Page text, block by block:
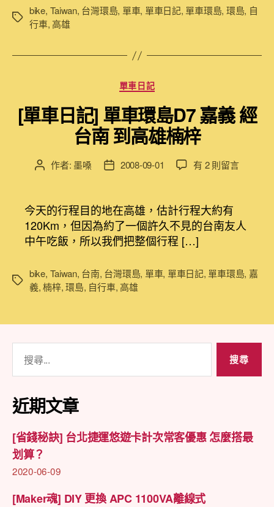
島
標
bike, Taiwan, 台灣環島, 單車, 單車日記, 單車環島, 環島, 自
行車, 高雄
分
類
單車日記
[單車日記] 單車環島D7 嘉義 經
台南 到高雄楠梓
文
者
作者: 墨嗓
文
佈
日
期
2008-09-01
在
日
記]
單
車
島
經
高
中
有 2 則留言
今天的行程目的地在高雄，估計行程大約有
120Km，但因為約了一個許久不見的台南友人
中午吃飯，所以我們把整個行程 […]
標
bike, Taiwan, 台南, 台灣環島, 單車, 單車日記, 單車環島, 嘉
義,楠梓,環島, 自行車, 高雄
關
鍵
字:
近期文章
[省錢秘訣] 台北捷運悠遊卡計次常客優惠 怎麼搭最
划算？
2020-06-09
[Maker魂] DIY 更換 APC 1100VA離線式